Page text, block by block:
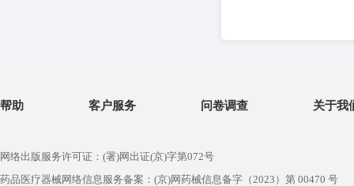
帮助 客户服务 问卷调查 关于我
网络出版服务许可证：(署)网出证(京)字第072号
药品医疗器械网络信息服务备案：(京)网药械信息备字（2023）第 00470 号